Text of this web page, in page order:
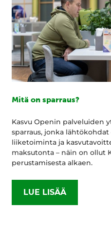
Mitä on sparraus?
Kasvu Openin palveluiden
sparraus, jonka
liiketoiminta ja
maksutonta – näin on ollut
perustamisesta alkaen.
LUE LISÄÄ